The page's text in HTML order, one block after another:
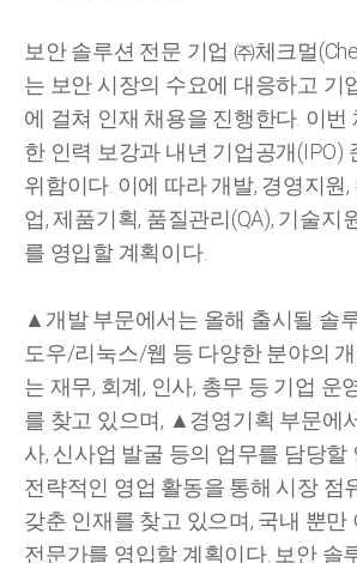
보안 솔루션 전문 기업 ㈜체크멀
는 보안 시장의 수요에 대응하고 기
에 걸쳐 인재 채용을 진행한다. 이
한 인력 보강과 내년 기업공개(IPO)
위함이다. 이에 따라 개발, 경영지원
업, 제품기획, 품질관리(QA), 기술
를 영입할 계획이다.
▲개발 부문에서는 올해 출시될 솔
도우/리눅스/웹 등 다양한 분야의
는 재무, 회계, 인사, 총무 등 기업
를 찾고 있으며, ▲경영기획 부문에
사, 신사업 발굴 등의 업무를 담당
전략적인 영업 활동을 통해 시장 점
갖춘 인재를 찾고 있으며, 국내 뿐
전문가를 영입할 계획이다. 보안 솔